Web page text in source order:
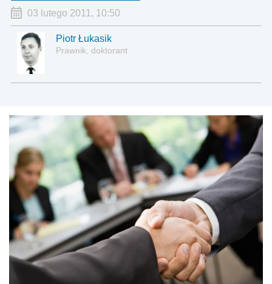
03 lutego 2011, 10:50
Piotr Łukasik
Prawnik, doktorant